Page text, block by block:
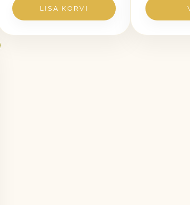
7.00€. 3.50€.
LISA KORVI